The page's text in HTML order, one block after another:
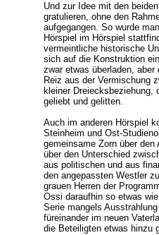
Und zur Idee mit den
gratulieren, ohne den
aufgegangen. So wurde
Hörspiel im Hörspiel
vermeintliche historische
sich auf die Konstruktion
zwar etwas überladen,
Reiz aus der Vermischung
kleiner Dreiecksbeziehung,
geliebt und gelitten.
Auch im anderen Hörspiel
Steinheim und Ost-
gemeinsame Zorn über
über den Unterschied
aus politischen und aus
den angepassten Westler
grauen Herren der
Ossi daraufhin so etwas
Serie mangels
füreinander im neuen
die Beteiligten etwas hinzu